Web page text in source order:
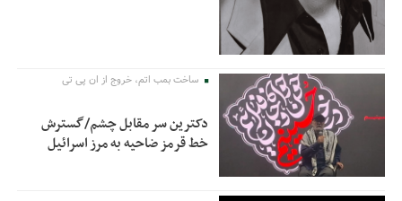
ساخت بمب اتم، خروج از ان پی تی
دکترین سر مقابل چشم/گسترش
خط قرمز ضاحیه به مرز اسرائیل